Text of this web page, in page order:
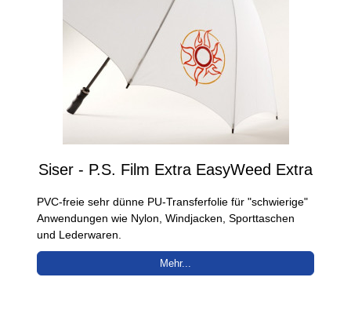
Siser - P.S. Film Extra EasyWeed Extra
PVC-freie sehr dünne PU-Transferfolie für "schwierige"
Anwendungen wie Nylon, Windjacken, Sporttaschen
und Lederwaren.
Mehr...